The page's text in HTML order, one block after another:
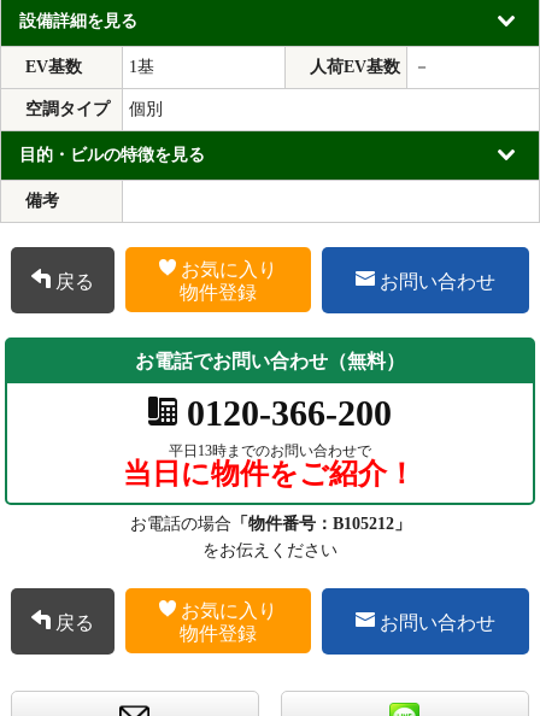
設備詳細を見る
EV基数 1基 人荷EV基数 －
空調タイプ 個別
目的・ビルの特徴を見る
備考
戻る
お気に入り
物件登録
お問い合わせ
お電話でお問い合わせ（無料）
0120-366-200
平日13時までのお問い合わせで
当日に物件をご紹介！
お電話の場合 「物件番号：B105212」
をお伝えください
戻る
お気に入り
物件登録
お問い合わせ